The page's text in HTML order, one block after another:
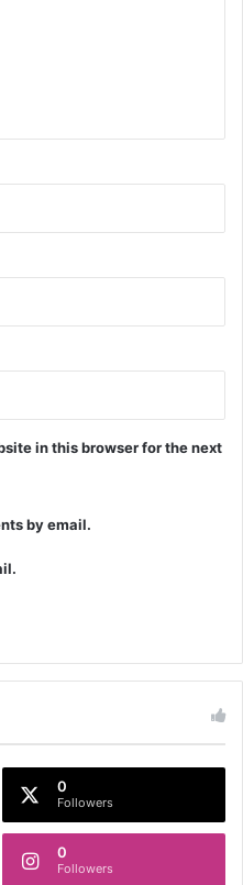
in this browser for the next
by email.
0
Followers
0
Followers